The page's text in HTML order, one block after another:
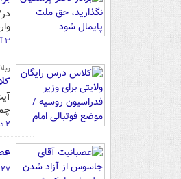
۳ آبان ۰۴ - ۱۱:۰۲
۲ دی ۰۲ - ۲۲:۰۳
۲۷ آبان ۰۲ - ۱۸:۴۱